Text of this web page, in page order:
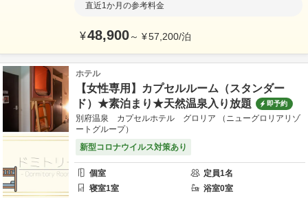
直近1か月の参考料金
¥48,900～ ¥57,200/泊
ホテル
【女性専用】カプセルルーム（スタンダー
ド）★素泊まり★天然温泉入り放題
即予約
別府温泉 カプセルホテル グロリア （ニューグロリアリゾ
ートグループ）
新型コロナウイルス対策あり
個室 定員1名
寝室1室 浴室0室